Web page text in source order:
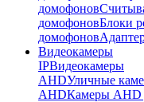
домофонов
домофоновБлоки
домофонов
Видеокамеры
IPВидеокамеры
AHDУличные
AHDКамеры AHD